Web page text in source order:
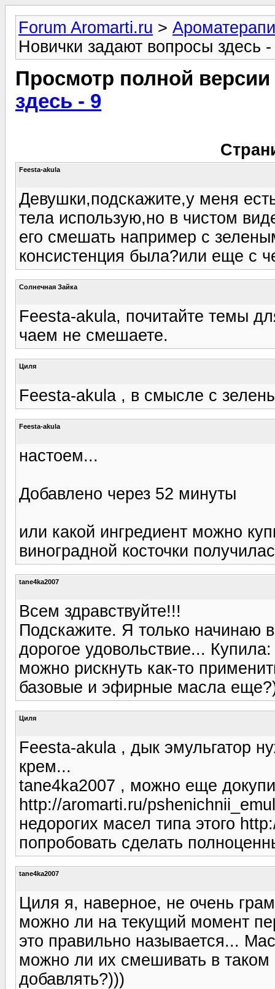
Forum Aromarti.ru >
Новички задают вопросы здесь
Просмотр полной
здесь - 9
Feesta-akula
Девушки,подскажите,у меня
тела использую,но в чистом
его смешать например с
консистенция была?или еще с
Солнечная Зайка
Feesta-akula, почитайте темы
чаем не смешаете.
Циля
Feesta-akula , в смысле с
Feesta-akula
настоем...
Добавлено через 52 минуты
или какой ингредиент можно
виноградной косточки
tane4ka2007
Всем здравствуйте!!!
Подскажите. Я только начинаю
дорогое удовольствие...
можно рискнуть как-то
базовые и эфирные масла
Циля
Feesta-akula , дык эмульгатор
крем...
tane4ka2007 , можно еще
http://aromarti.ru/
недорогих масел типа этого
попробовать сделать
tane4ka2007
Циля я, наверное, не очень
можно ли на текущий момент
это правильно называется...
можно ли их смешивать в
добавлять?)))